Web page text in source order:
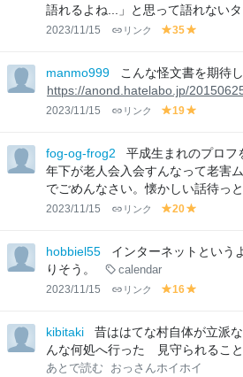
語れるよね...」と思って語れないタ
2023/11/15 リンク
y
lo
w
35
lo
w
manmo999
こんな怪文書を期待
https://anond.hatelabo.jp/
2023/11/15 リンク
y
lo
w
19
lo
fog-og-frog2
平成生まれのプロフ
年下が老人会入会すんなって老害
でごめんなさい。懐かしい話待っと
2023/11/15 リンク
y
lo
20
lo
hobbiel55
インターネットという
りそう。
calendar
2023/11/15 リンク
y
lo
w
16
lo
w
kibitaki
昔ははてな村自体が立派
んな何処へ行った 見守られること
あとで読む
おっさんホイホイ